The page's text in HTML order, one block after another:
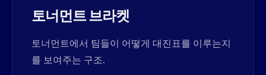
토너먼트 브라켓
토너먼트에서 팀들이 어떻게 대진표를 이루는지
를 보여주는 구조.